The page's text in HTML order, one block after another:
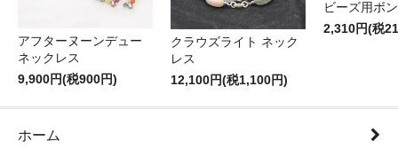
アフターヌーンデュー
ネックレス
9,900円(税900円)
クラウズライト ネック
レス
12,100円(税1,100円)
ビーズ用ボ
2,310円(税
ホーム